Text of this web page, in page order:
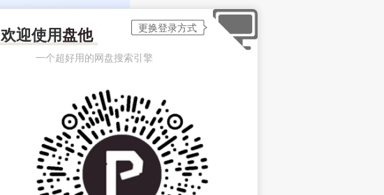
欢迎使用盘他
一个超好用的网盘搜索引擎